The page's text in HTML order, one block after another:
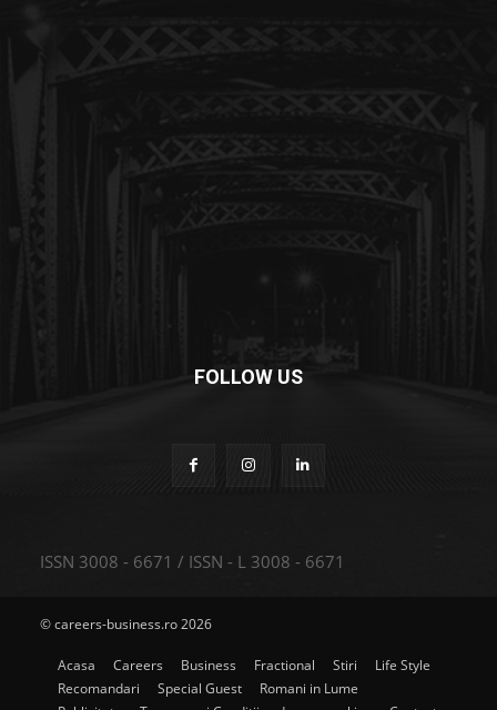
FOLLOW US
ISSN 3008 - 6671 / ISSN - L 3008 - 6671
© careers-business.ro 2026
Acasa Careers Business Fractional Stiri
Life Style
Recomandari
Special Guest
Romani in Lume